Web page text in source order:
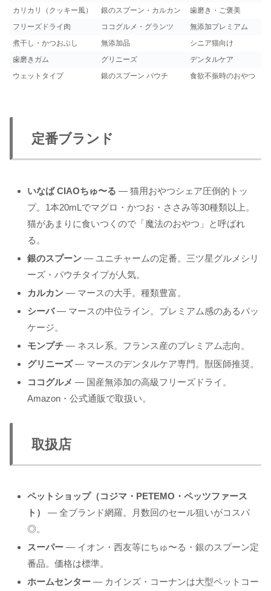
カリカリ（クッキー風）
銀のスプーン・カルカン
歯磨き・ご褒美
フリーズドライ肉
ココグルメ・グランツ
無添加プレミアム
煮干し・かつおぶし
無添加品
シニア猫向け
歯磨きガム
グリニーズ
デンタルケア
ウェットタイプ
銀のスプーン パウチ 食欲不振時のおやつ
定番ブランド
いなば CIAOちゅ〜る — 猫用おやつシェア圧倒的トッ
プ。1本20mLでマグロ・かつお・ささみ等30種類以上。
猫があまりに食いつくので「魔法のおやつ」と呼ばれ
る。
銀のスプーン — ユニチャームの定番。三ツ星グルメシリ
ーズ・パウチタイプが人気。
カルカン — マースの大手。種類豊富。
シーバ— マースの中位ライン。プレミアム感のあるパッ
ケージ。
モンプチ — ネスレ系。フランス産のプレミアム志向。
グリニーズ— マースのデンタルケア専門。獣医師推奨。
ココグルメ — 国産無添加の高級フリーズドライ。
Amazon・公式通販で取扱い。
取扱店
ペットショップ（コジマ・PETEMO・ペッツファース
ト）
— 全ブランド網羅。月数回のセール狙いがコスパ
◎。
スーパー — イオン・西友等にちゅ〜る・銀のスプーン定
番品。価格は標準。
ホームセンター — カインズ・コーナンは大型ペットコー